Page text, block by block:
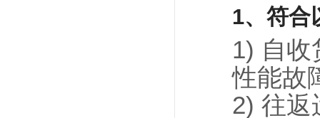
1、符合
1) 自收
性能故
2) 往返